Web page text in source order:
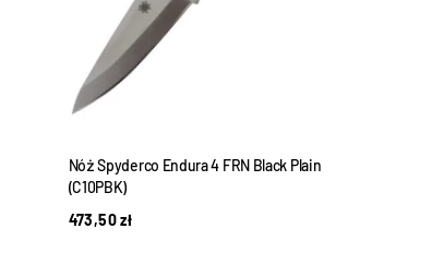
Nóż Spyderco Endura 4 FRN Black Plain
(C10PBK)
473,50zł